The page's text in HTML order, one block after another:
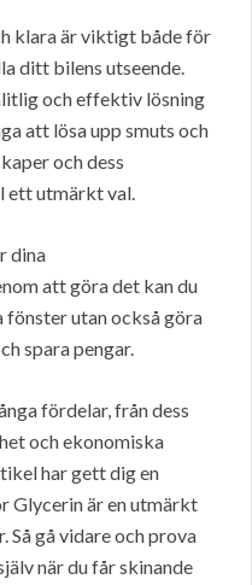
klara är viktigt både för
ditt bilens utseende.
och effektiv lösning
att lösa upp smuts och
och dess
ett utmärkt val.
dina
att göra det kan du
fönster utan också göra
spara pengar.
fördelar, från dess
och ekonomiska
har gett dig en
Glycerin är en utmärkt
gå vidare och prova
när du får skinande